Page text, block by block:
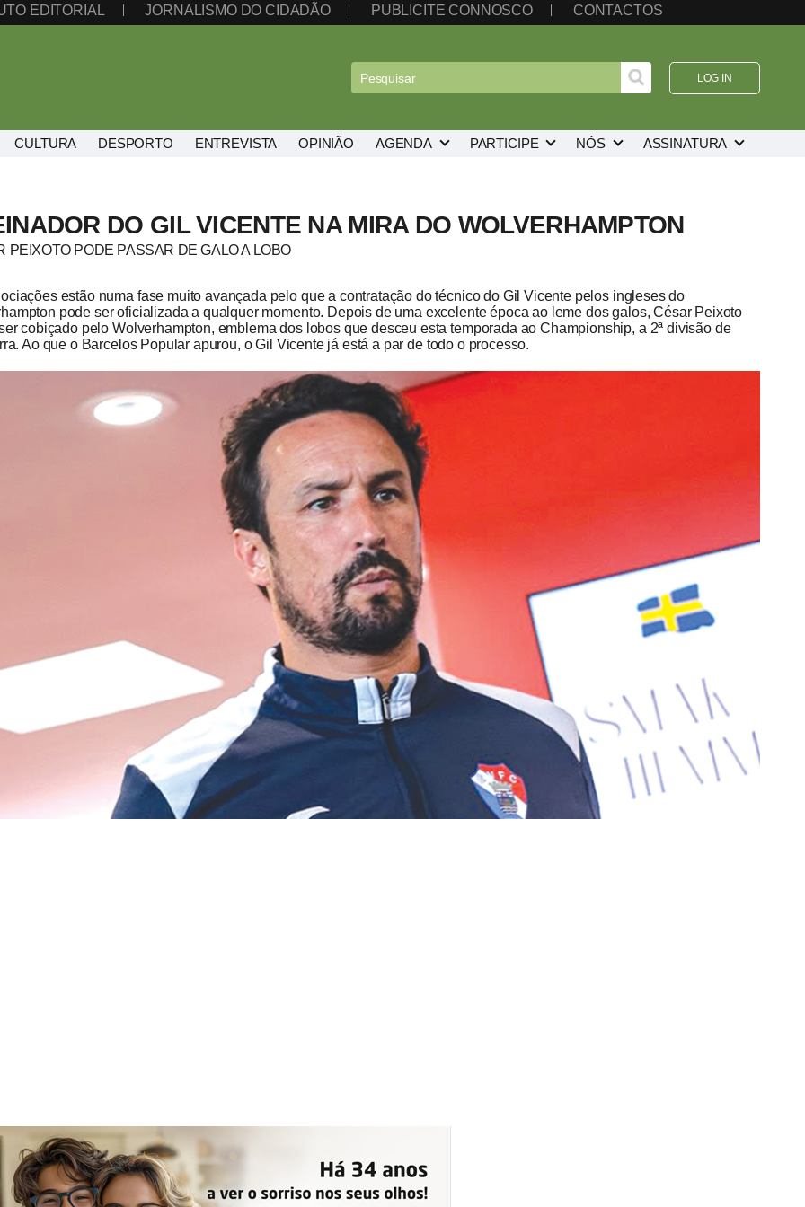
EDITORIAL JORNALISMO DO CIDADÃO PUBLICITE CONNOSCO CONTACTOS
LOG IN
CULTURA DESPORTO ENTREVISTA
OPINIÃO
DO GIL VICENTE NA MIRA DO WOLVERHAMPTON
PEIXOTO PODE PASSAR DE GALO A LOBO
estão numa fase muito avançada pelo que a contratação do técnico do Gil Vicente pelos ingleses do
pode ser oficializada a qualquer momento. Depois de uma excelente época ao leme dos galos, César Peixoto
cobiçado pelo Wolverhampton, emblema dos lobos que desceu esta temporada ao Championship, a 2ª divisão de
Ao que o Barcelos Popular apurou, o Gil Vicente já está a par de todo o processo.